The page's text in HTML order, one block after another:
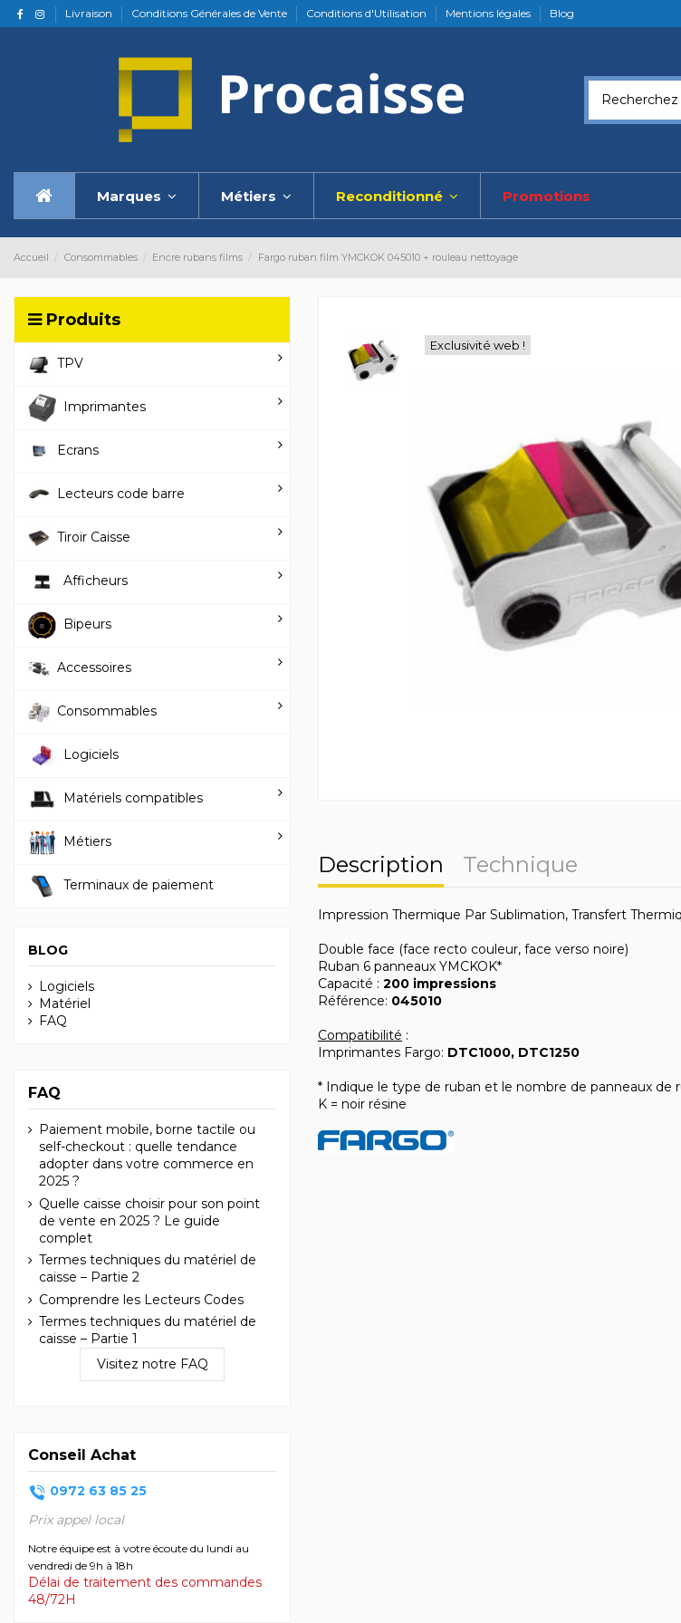
Livraison Conditions Générales de Vente Conditions d'Utilisation Mentions légales Blog
Marques Métiers Reconditionné Promotions
Accueil Consommables Encre rubans films Fargo ruban film YMCKOK 045010 + rouleau nettoyage
Exclusivité web !
Description Technique
Impression Thermique Par Sublimation, Transfert
Double face (face recto couleur, face verso noire)
Ruban 6 panneaux YMCKOK*
Capacité : 200 impressions
Référence: 045010
Compatibilité :
Imprimantes Fargo: DTC1000, DTC1250
* Indique le type de ruban et le nombre de panneaux de
K = noir résine
Produits
TPV
Imprimantes
Ecrans
Lecteurs code barre
Tiroir Caisse
Afficheurs
Bipeurs
Accessoires
Consommables
Logiciels
Matériels compatibles
Métiers
Terminaux de paiement
BLOG
Logiciels
Matériel
FAQ
FAQ
Paiement mobile, borne tactile ou
self-checkout : quelle tendance
adopter dans votre commerce en
2025 ?
Quelle caisse choisir pour son point
de vente en 2025 ? Le guide
complet
Termes techniques du matériel de
caisse – Partie 2
Comprendre les Lecteurs Codes
Termes techniques du matériel de
caisse – Partie 1
Visitez notre FAQ
Conseil Achat
0972 63 85 25
Prix appel local
Notre équipe est à votre écoute du lundi au
vendredi de 9h à 18h
Délai de traitement des commandes
48/72H